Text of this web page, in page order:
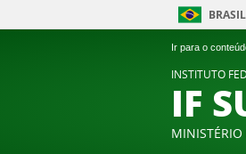
Ir para o
BRASIL
INSTITUTO
IF
MINISTÉRIO